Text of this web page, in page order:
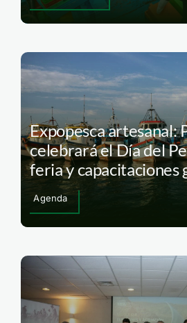
Expopesca artesanal:
celebrará el Día del
feria y capacitaciones
Agenda